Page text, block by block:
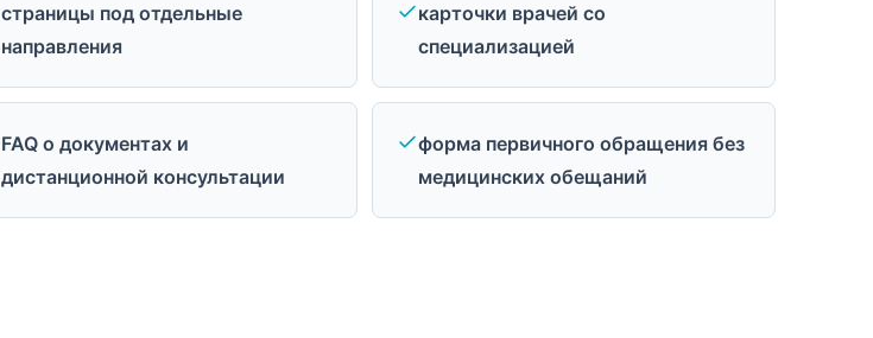
страницы под отдельные
направления
карточки врачей со
специализацией
FAQ о документах и
дистанционной консультации
форма первичного обращения без
медицинских обещаний